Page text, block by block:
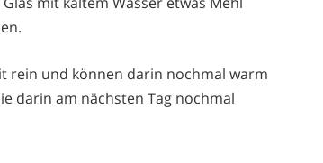
rein und können darin nochmal warm
darin am nächsten Tag nochmal